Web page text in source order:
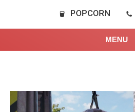
POPCORN
MENU